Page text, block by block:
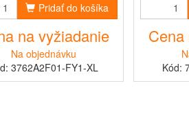
Pridať do košíka
na vyžiadanie
Na objednávku
3762A2F01-FY1-XL
Kód: